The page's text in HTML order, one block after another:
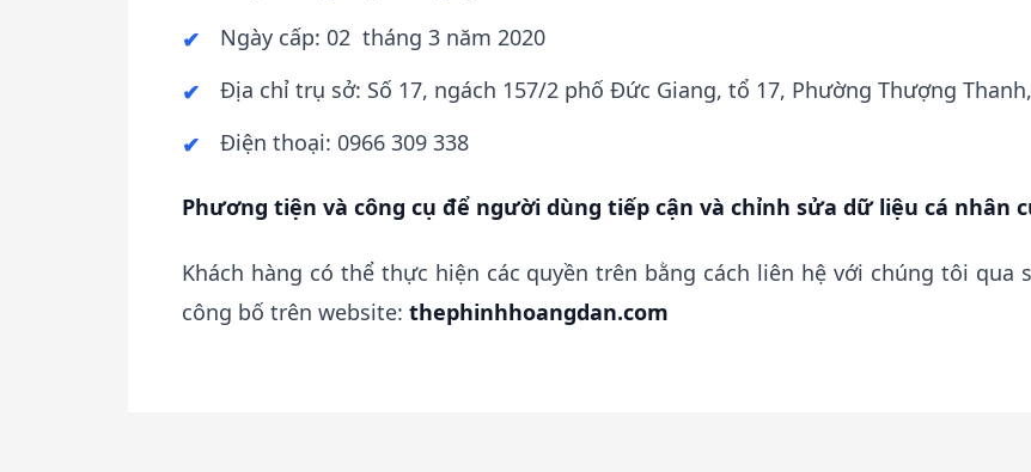
Ngày cấp: 02 tháng 3 năm 2020
Địa chỉ trụ sở: Số 17, ngách 157/2 phố Đức Giang, tổ 17, Phường Thượng
Điện thoại: 0966 309 338
Phương tiện và công cụ để người dùng tiếp cận và chỉnh sửa dữ liệu cá nhân
Khách hàng có thể thực hiện các quyền trên bằng cách liên hệ với chúng tôi qua
công bố trên website: thephinhhoangdan.com